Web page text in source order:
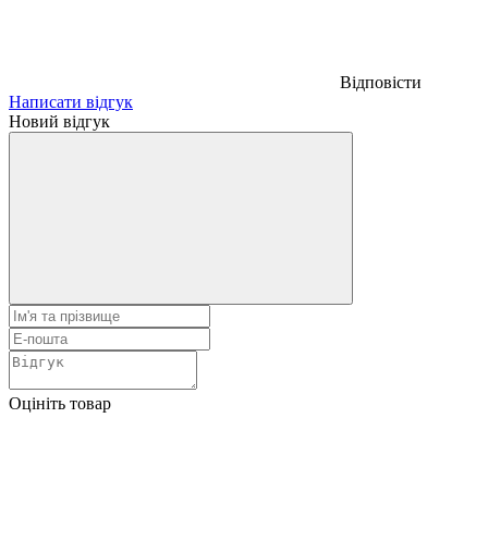
Відповісти
Написати відгук
Новий відгук
Оцініть товар